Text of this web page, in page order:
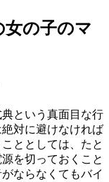
女の子のマ
という真面目な行
対に避けなければ
ととしては、たと
を切っておくこと
ならなくてもバイ